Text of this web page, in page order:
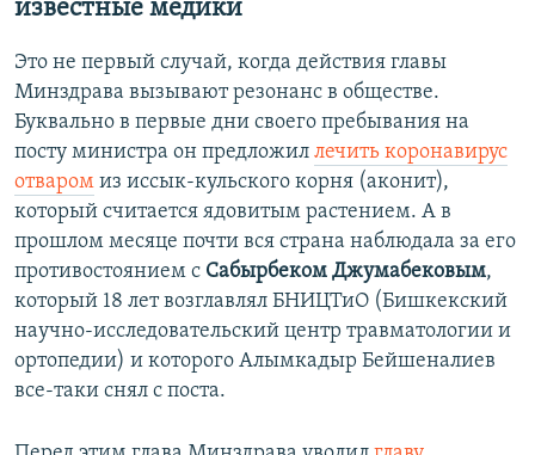
известные медики
Это не первый случай, когда действия главы
Минздрава вызывают резонанс в обществе.
Буквально в первые дни своего пребывания на
посту министра он предложил лечить коронавирус
отваром из иссык-кульского корня (аконит),
который считается ядовитым растением. А в
прошлом месяце почти вся страна наблюдала за его
противостоянием с Сабырбеком Джумабековым,
который 18 лет возглавлял БНИЦТиО (Бишкекский
научно-исследовательский центр травматологии и
ортопедии) и которого Алымкадыр Бейшеналиев
все-таки снял с поста.